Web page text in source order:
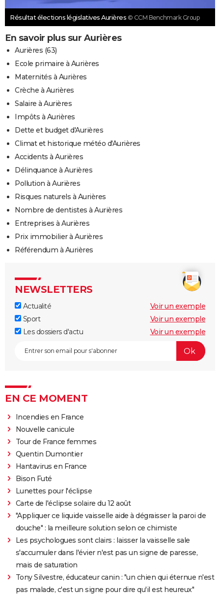
Résultat élections législatives Aurières © CCM Benchmark Group
En savoir plus sur Aurières
Aurières (63)
Ecole primaire à Aurières
Maternités à Aurières
Crèche à Aurières
Salaire à Aurières
Impôts à Aurières
Dette et budget d'Aurières
Climat et historique météo d'Aurières
Accidents à Aurières
Délinquance à Aurières
Pollution à Aurières
Risques naturels à Aurières
Nombre de dentistes à Aurières
Entreprises à Aurières
Prix immobilier à Aurières
Référendum à Aurières
NEWSLETTERS
Actualité
Voir un exemple
Sport
Voir un exemple
Les dossiers d'actu
Voir un exemple
EN CE MOMENT
Incendies en France
Nouvelle canicule
Tour de France femmes
Quentin Dumontier
Hantavirus en France
Bison Futé
Lunettes pour l'éclipse
Carte de l'éclipse solaire du 12 août
"Appliquer ce liquide vaisselle aide à dégraisser la paroi de
douche" : la meilleure solution selon ce chimiste
Les psychologues sont clairs : laisser la vaisselle sale
s'accumuler dans l'évier n'est pas un signe de paresse,
mais de saturation
Tony Silvestre, éducateur canin : "un chien qui éternue n'est
pas malade, c'est un signe pour dire qu'il est heureux"